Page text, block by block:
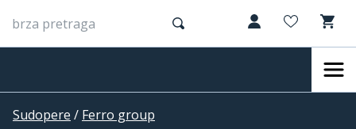
Sudopere / Ferro group